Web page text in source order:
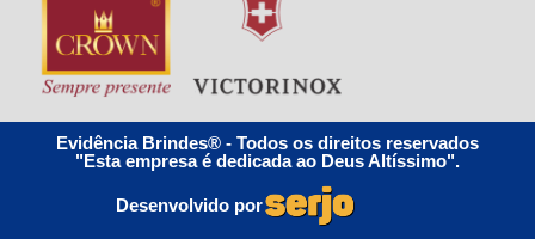
Evidência Brindes® - Todos os direitos reservados
"Esta empresa é dedicada ao Deus Altíssimo".
Desenvolvido por